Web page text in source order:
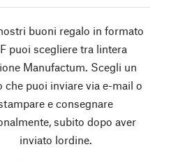
buoni regalo in formato
puoi scegliere tra lintera
Manufactum. Scegli un
che puoi inviare via e-mail o
e consegnare
subito dopo aver
inviato lordine.